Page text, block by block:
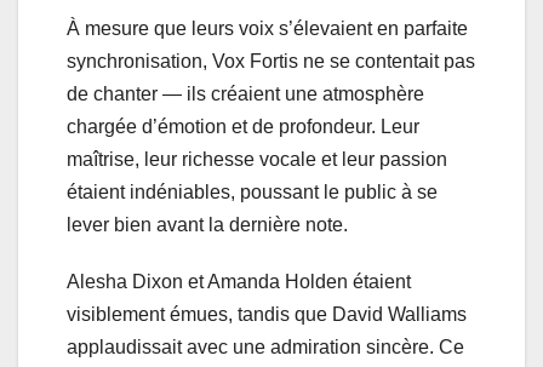
À mesure que leurs voix s’élevaient en parfaite
synchronisation, Vox Fortis ne se contentait pas
de chanter — ils créaient une atmosphère
chargée d’émotion et de profondeur. Leur
maîtrise, leur richesse vocale et leur passion
étaient indéniables, poussant le public à se
lever bien avant la dernière note.
Alesha Dixon et Amanda Holden étaient
visiblement émues, tandis que David Walliams
applaudissait avec une admiration sincère. Ce